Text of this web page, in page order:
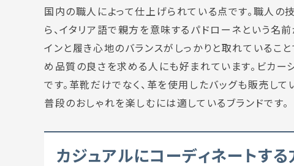
国内の職人によって仕上げられている点です。職人の
ら、イタリア語で親方を意味するパドローネという名
インと履き心地のバランスがしっかりと取れているこ
め品質の良さを求める人にも好まれています。ビカー
です。革靴だけでなく、革を使用したバッグも販売して
普段のおしゃれを楽しむには適しているブランドです。
カジュアルにコーディネートす